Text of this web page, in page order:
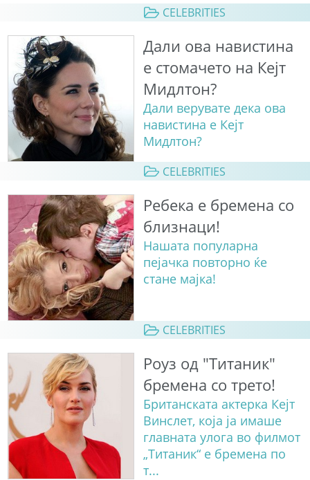
CELEBRITIES
Дали ова навистина
е стомачето на Кејт
Мидлтон?
Дали верувате дека ова
навистина е Кејт
Мидлтон?
CELEBRITIES
Ребека е бремена со
близнаци!
Нашата популарна
пејачка повторно ќе
стане мајка!
CELEBRITIES
Роуз од "Титаник"
бремена со трето!
Британската актерка Кејт
Винслет, која ја имаше
главната улога во филмот
„Титаник“ е бремена по
т...